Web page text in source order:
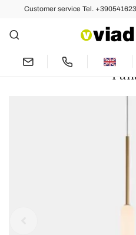
Customer service Tel.
Back
Suspended Lamp
Brass Modern